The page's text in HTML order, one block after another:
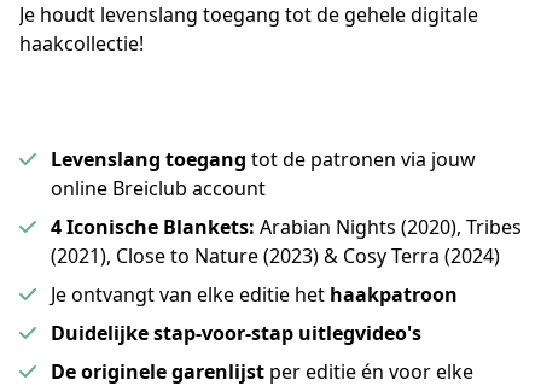
Je houdt levenslang toegang tot de gehele digitale
haakcollectie!
Levenslang toegang tot de patronen via jouw
online Breiclub account
4 Iconische Blankets: Arabian Nights (2020), Tribes
(2021), Close to Nature (2023) & Cosy Terra (2024)
Je ontvangt van elke editie het haakpatroon
Duidelijke stap-voor-stap uitlegvideo's
De originele garenlijst per editie én voor elke